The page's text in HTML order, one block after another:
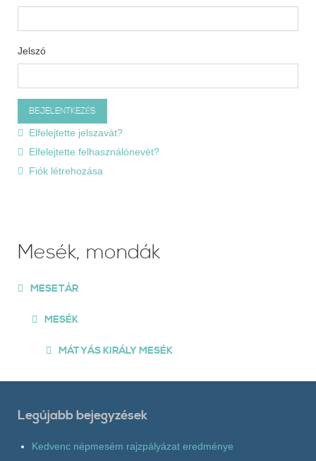
Jelszó
Elfelejtette jelszavát?
Elfelejtette felhasználónevét?
Fiók létrehozása
Mesék, mondák
MESETÁR
MESÉK
MÁTYÁS KIRÁLY MESÉK
Legújabb bejegyzések
Kedvenc népmesém rajzpályázat eredménye